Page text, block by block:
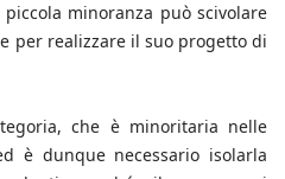
minoranza può scivolare
per realizzare il suo progetto di
che è minoritaria nelle
è dunque necessario isolarla